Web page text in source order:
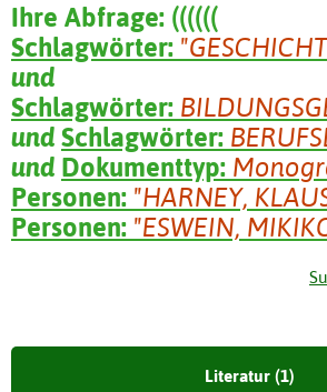
Ihre Abfrage: ((((((
Schlagwörter:
und
Schlagwörter:
und Schlagwörter:
und Dokumenttyp:
Personen: "HARNEY,
Personen: "ESWEIN,
Literatur (1)